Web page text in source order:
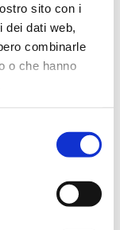
sito con i
dei dati web,
combinarle
o che hanno